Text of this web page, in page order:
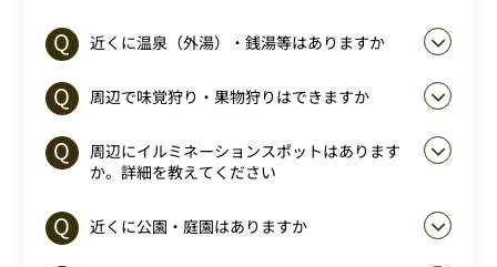
近くに温泉（外湯）・銭湯等はありますか
周辺で味覚狩り・果物狩りはできますか
周辺にイルミネーションスポットはあります
か。詳細を教えてください
近くに公園・庭園はありますか